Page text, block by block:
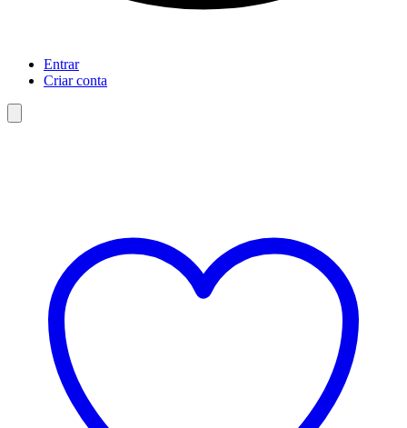
Entrar
Criar conta